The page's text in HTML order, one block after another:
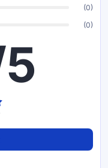
(0)
(0)